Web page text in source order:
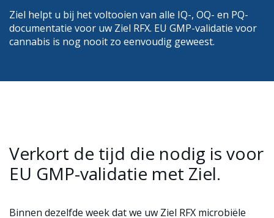
Ziel helpt u bij het voltooien van alle IQ-, OQ- en PQ-
documentatie voor uw Ziel RFX. EU GMP-validatie voor
cannabis is nog nooit zo eenvoudig geweest.
Verkort de tijd die nodig is voor
EU GMP-validatie met Ziel.
Binnen dezelfde week dat we uw Ziel RFX microbiële